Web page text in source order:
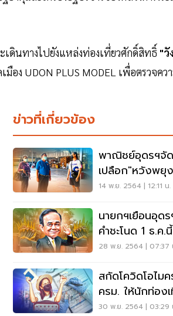
เดินทางไปยังแหล่งท่องเที่ยวศักดิ์สิทธิ์ "วั
อง UDON PLUS MODEL เพื่อตรวจค
ข่าวที่เกี่ยวข้อง
พาณิชย์อุดรฯจั
เปลือก"หวังพยุ
14 พ.ย. 2564 | 12:11 น.
นายกฯเยือนอุด
คำชะโนด 1 ธ.ค.นี้
28 พ.ย. 2564 | 07:37
สกัดโควิดโอไม
ครม. ให้นักท่อง
Go ตรวจ RT-
30 พ.ย. 2564 | 03:29